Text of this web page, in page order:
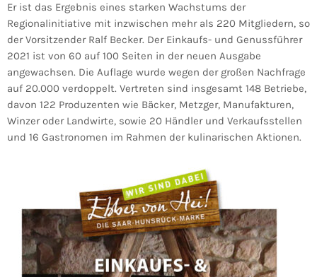
Er ist das Ergebnis eines starken Wachstums der
Regionalinitiative mit inzwischen mehr als 220 Mitgliedern, so
der Vorsitzender Ralf Becker. Der Einkaufs- und Genussführer
2021 ist von 60 auf 100 Seiten in der neuen Ausgabe
angewachsen. Die Auflage wurde wegen der großen Nachfrage
auf 20.000 verdoppelt. Vertreten sind insgesamt 148 Betriebe,
davon 122 Produzenten wie Bäcker, Metzger, Manufakturen,
Winzer oder Landwirte, sowie 20 Händler und Verkaufsstellen
und 16 Gastronomen im Rahmen der kulinarischen Aktionen.